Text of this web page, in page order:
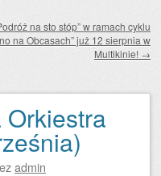
na sto stóp” w ramach cyklu
na Obcasach” już 12 sierpnia w
Multikinie! →
Orkiestra
admin